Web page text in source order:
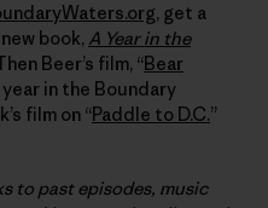
, get a
book, A Year in the
Beer’s film, “Bear
year in the Boundary
film on “Paddle to D.C.”
to past episodes, music